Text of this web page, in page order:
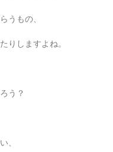
うもの、
りしますよね。
う？
、